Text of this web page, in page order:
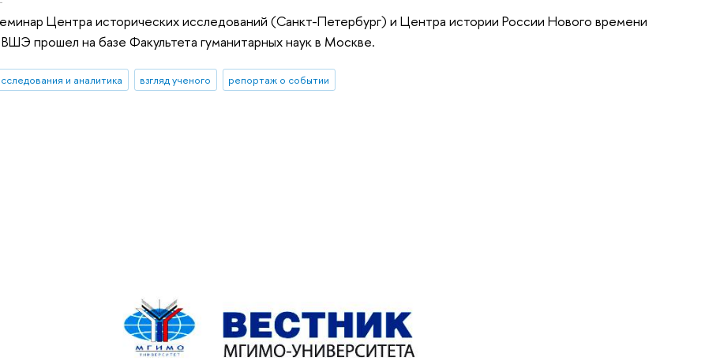
Центра исторических исследований (Санкт-Петербург) и Центра истории России Нового времени
прошел на базе Факультета гуманитарных наук в Москве.
и аналитика взгляд ученого репортаж о событии